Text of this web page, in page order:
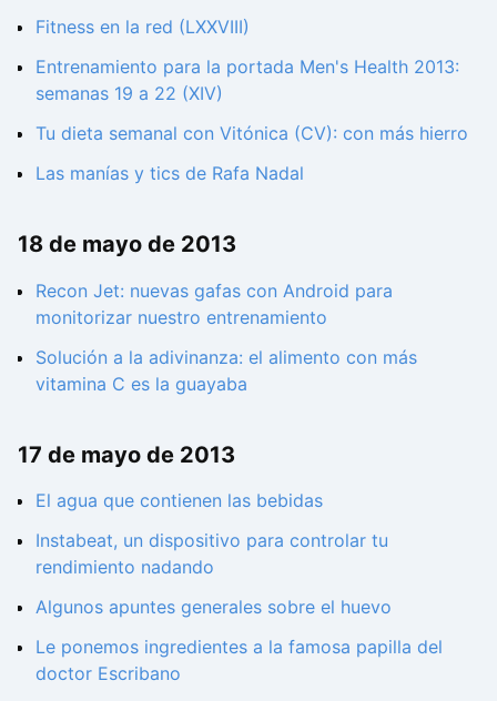
Fitness en la red (LXXVIII)
Entrenamiento para la portada Men's Health 2013:
semanas 19 a 22 (XIV)
Tu dieta semanal con Vitónica (CV): con más hierro
Las manías y tics de Rafa Nadal
18 de mayo de 2013
Recon Jet: nuevas gafas con Android para
monitorizar nuestro entrenamiento
Solución a la adivinanza: el alimento con más
vitamina C es la guayaba
17 de mayo de 2013
El agua que contienen las bebidas
Instabeat, un dispositivo para controlar tu
rendimiento nadando
Algunos apuntes generales sobre el huevo
Le ponemos ingredientes a la famosa papilla del
doctor Escribano